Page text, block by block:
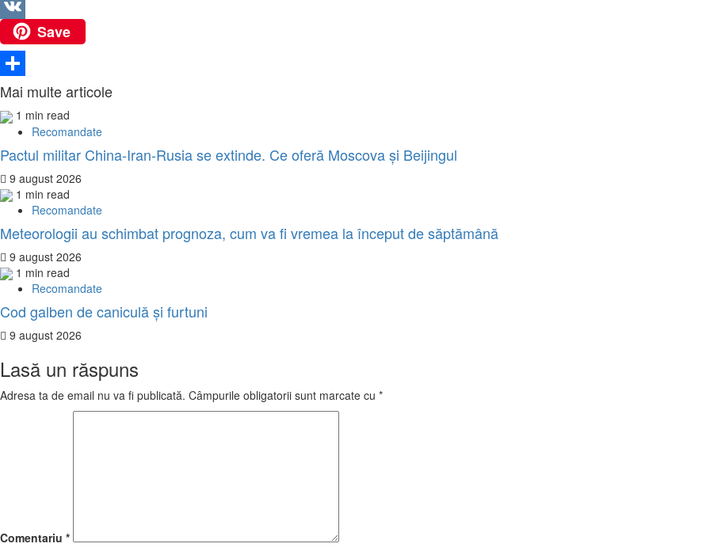
LinkedIn
VK
Save
Partajează
Mai multe articole
1 min read
Recomandate
Pactul militar China-Iran-Rusia se extinde. Ce oferă Moscova și Beijingul
9 august 2026
1 min read
Recomandate
Meteorologii au schimbat prognoza, cum va fi vremea la început de săptămână
9 august 2026
1 min read
Recomandate
Cod galben de caniculă și furtuni
9 august 2026
Lasă un răspuns
Adresa ta de email nu va fi publicată. Câmpurile obligatorii sunt marcate cu *
Comentariu *